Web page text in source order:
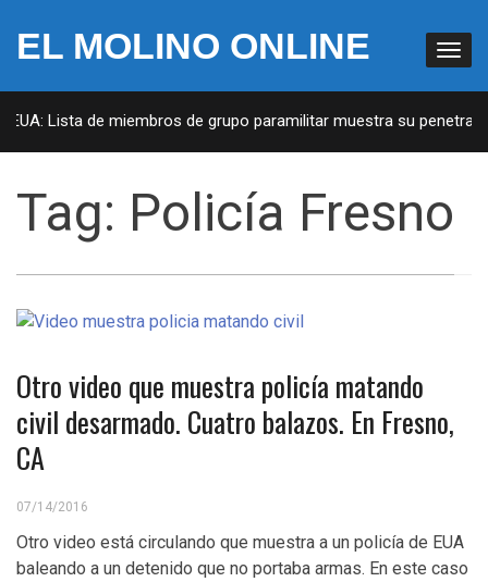
EL MOLINO ONLINE
Lista de miembros de grupo paramilitar muestra su
Tag: Policía Fresno
Otro video que muestra policía matando
civil desarmado. Cuatro balazos. En Fresno,
CA
07/14/2016
Otro video está circulando que muestra a un policía de EUA
baleando a un detenido que no portaba armas. En este caso